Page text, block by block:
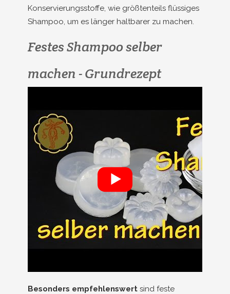
Konservierungsstoffe, wie größtenteils flüssiges
Shampoo, um es länger haltbarer zu machen.
Festes Shampoo selber
machen - Grundrezept
Besonders empfehlenswert sind feste